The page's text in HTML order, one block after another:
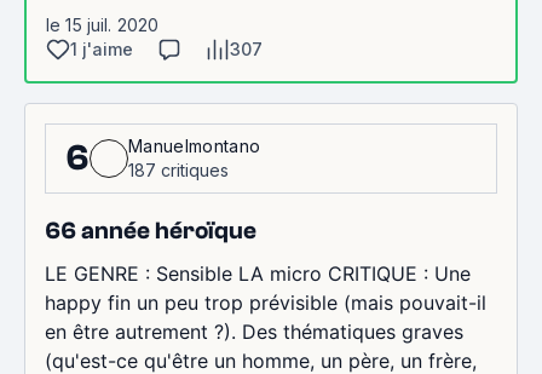
le 15 juil. 2020
1 j'aime
307
6
Manuelmontano
187 critiques
66 année héroïque
LE GENRE : Sensible LA micro CRITIQUE : Une
happy fin un peu trop prévisible (mais pouvait-il
en être autrement ?). Des thématiques graves
(qu'est-ce qu'être un homme, un père, un frère,